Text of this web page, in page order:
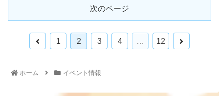
次のページ
1 2 3 4 … 12
ホーム イベント情報